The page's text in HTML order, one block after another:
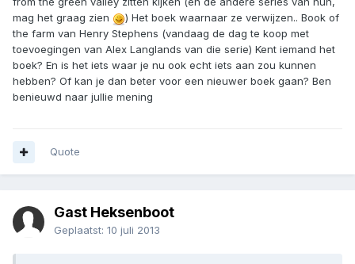
mag het graag zien
) Het boek waarnaar ze verwijzen.. Book of
the farm van Henry Stephens (vandaag de dag te koop met
toevoegingen van Alex Langlands van die serie) Kent iemand het
boek? En is het iets waar je nu ook echt iets aan zou kunnen
hebben? Of kan je dan beter voor een nieuwer boek gaan? Ben
benieuwd naar jullie mening
Quote
Gast Heksenboot
Geplaatst: 10 juli 2013